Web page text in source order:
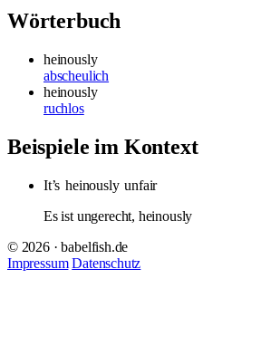
Wörterbuch
heinously
abscheulich
heinously
ruchlos
Beispiele im Kontext
It’s heinously unfair
Es ist ungerecht, heinously
© 2026 · babelfish.de
Impressum Datenschutz